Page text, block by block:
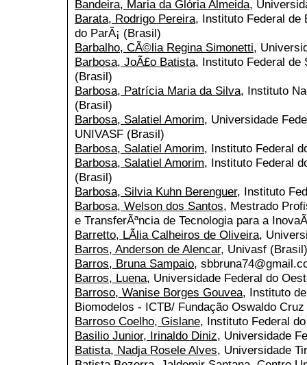
Bandeira, Maria da Glória Almeida,
Barata, Rodrigo Pereira, Instituto Federal de
do ParÃ¡ (Brasil)
Barbalho, CÃ©lia Regina Simonetti,
Barbosa, JoÃ£o Batista, Instituto Federal de
(Brasil)
Barbosa, Patrícia Maria da Silva, Instituto
(Brasil)
Barbosa, Salatiel Amorim, Universidade
UNIVASF (Brasil)
Barbosa, Salatiel Amorim, Instituto Federal
Barbosa, Salatiel Amorim, Instituto Federal
(Brasil)
Barbosa, Silvia Kuhn Berenguer, Instituto
Barbosa, Welson dos Santos, Mestrado
e TransferÃªncia de Tecnologia para a
Barretto, LÃ­lia Calheiros de Oliveira,
Barros, Anderson de Alencar, Univasf (Brasil)
Barros, Bruna Sampaio,
Barros, Luena, Universidade Federal do
Barroso, Wanise Borges Gouvea, Instituto
Biomodelos - ICTB/ Fundação Oswaldo
Barroso Coelho, Gislane, Instituto Federal
Basilio Junior, Irinaldo Diniz, Universidade
Batista, Nadja Rosele Alves, Universidade